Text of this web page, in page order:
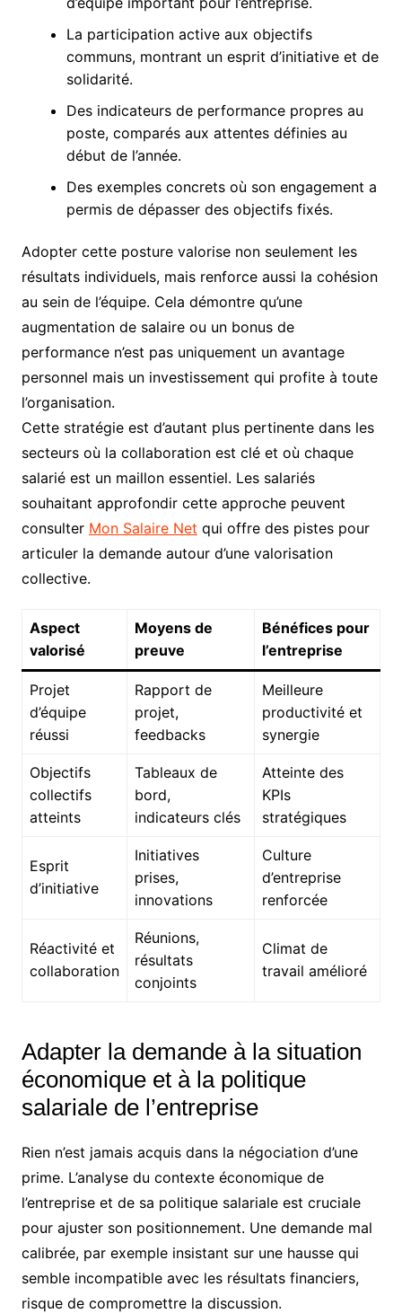
La participation active aux objectifs
communs, montrant un esprit d’initiative et de
solidarité.
Des indicateurs de performance propres au
poste, comparés aux attentes définies au
début de l’année.
Des exemples concrets où son engagement a
permis de dépasser des objectifs fixés.
Adopter cette posture valorise non seulement les
résultats individuels, mais renforce aussi la cohésion
au sein de l’équipe. Cela démontre qu’une
augmentation de salaire ou un bonus de
performance n’est pas uniquement un avantage
personnel mais un investissement qui profite à toute
l’organisation.
Cette stratégie est d’autant plus pertinente dans les
secteurs où la collaboration est clé et où chaque
salarié est un maillon essentiel. Les salariés
souhaitant approfondir cette approche peuvent
consulter Mon Salaire Net qui offre des pistes pour
articuler la demande autour d’une valorisation
collective.
Aspect
valorisé
Moyens de
preuve
Bénéfices pour
l’entreprise
Projet
d’équipe
réussi
Rapport de
projet,
feedbacks
Meilleure
productivité et
synergie
Objectifs
collectifs
atteints
Tableaux de
bord,
indicateurs clés
Atteinte des
KPIs
stratégiques
Esprit
d’initiative
Initiatives
prises,
innovations
Culture
d’entreprise
renforcée
Réactivité et
collaboration
Réunions,
résultats
conjoints
Climat de
travail amélioré
Adapter la demande à la situation
économique et à la politique
salariale de l’entreprise
Rien n’est jamais acquis dans la négociation d’une
prime. L’analyse du contexte économique de
l’entreprise et de sa politique salariale est cruciale
pour ajuster son positionnement. Une demande mal
calibrée, par exemple insistant sur une hausse qui
semble incompatible avec les résultats financiers,
risque de compromettre la discussion.